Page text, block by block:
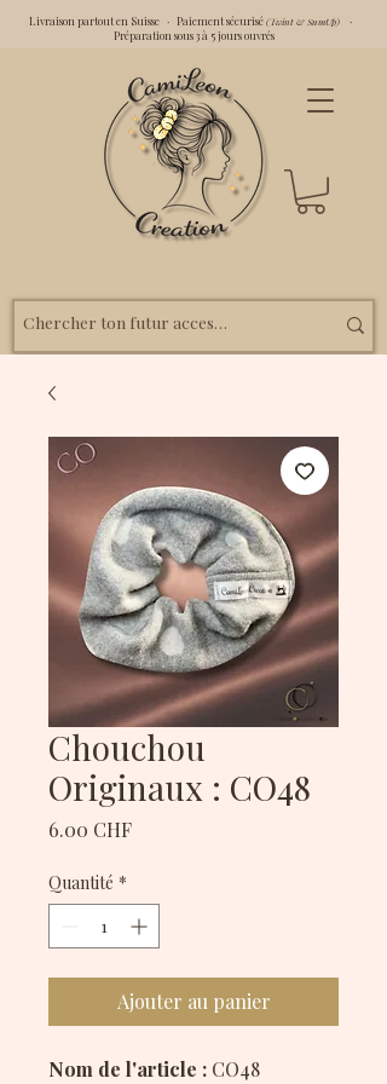
Livraison partout en Suisse · Paiement sécurisé(Twint & SumUp)
·
Préparation sous 3 à 5 jours ouvrés
Chouchou
Originaux : CO48
6.00 CHFPrix
Quantité *
Ajouter au panier
Nom de l'article : CO48